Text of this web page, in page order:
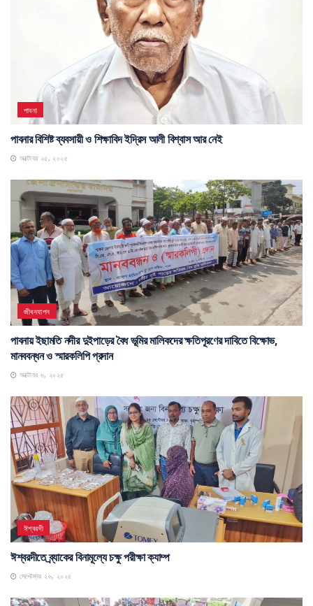
পাবনা
পাবনার বিশিষ্ট ব্যবসায়ী ও শিক্ষাবিদ ইদ্রিস আলী বিশ্বাস আর নেই
অক্টোবর ২৫, ২০২৫
জীবনযাপন
পাবনায় ইছামতি নদীর দুইপাড়ের বৈধ ভূমির মালিকদের ক্ষতিপূরণের দাবিতে বিক্ষোভ,
মানববন্ধন ও স্মারকলিপি প্রদান
অক্টোবর ৬, ২০২৫
ঈশ্বরদী
ঈশ্বরদীতে ব্র্যাকের বিনামূল্যে চক্ষু পরীক্ষা ক্যাম্প
সেপ্টেম্বর ২৬, ২০২৫